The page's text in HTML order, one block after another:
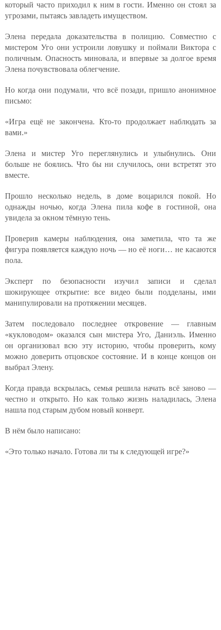
который часто приходил к ним в гости. Именно он стоял за
угрозами, пытаясь завладеть имуществом.
Элена передала доказательства в полицию. Совместно с
мистером Уго они устроили ловушку и поймали Виктора с
поличным. Опасность миновала, и впервые за долгое время
Элена почувствовала облегчение.
Но когда они подумали, что всё позади, пришло анонимное
письмо:
«Игра ещё не закончена. Кто-то продолжает наблюдать за
вами.»
Элена и мистер Уго переглянулись и улыбнулись. Они
больше не боялись. Что бы ни случилось, они встретят это
вместе.
Прошло несколько недель, в доме воцарился покой. Но
однажды ночью, когда Элена пила кофе в гостиной, она
увидела за окном тёмную тень.
Проверив камеры наблюдения, она заметила, что та же
фигура появляется каждую ночь — но её ноги… не касаются
пола.
Эксперт по безопасности изучил записи и сделал
шокирующее открытие: все видео были подделаны, ими
манипулировали на протяжении месяцев.
Затем последовало последнее откровение — главным
«кукловодом» оказался сын мистера Уго, Даниэль. Именно
он организовал всю эту историю, чтобы проверить, кому
можно доверить отцовское состояние. И в конце концов он
выбрал Элену.
Когда правда вскрылась, семья решила начать всё заново —
честно и открыто. Но как только жизнь наладилась, Элена
нашла под старым дубом новый конверт.
В нём было написано:
«Это только начало. Готова ли ты к следующей игре?»